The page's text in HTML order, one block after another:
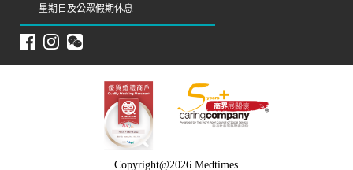
星期日及公眾假期休息
Copyright@2026 Medtimes